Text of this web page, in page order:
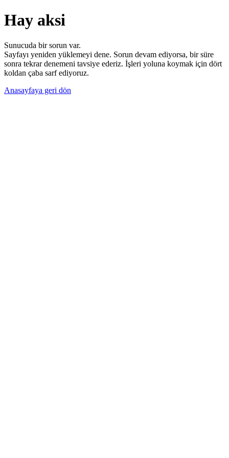
Hay aksi
Sunucuda bir sorun var.
Sayfayı yeniden yüklemeyi dene. Sorun devam ediyorsa, bir süre
sonra tekrar denemeni tavsiye ederiz. İşleri yoluna koymak için dört
koldan çaba sarf ediyoruz.
Anasayfaya geri dön